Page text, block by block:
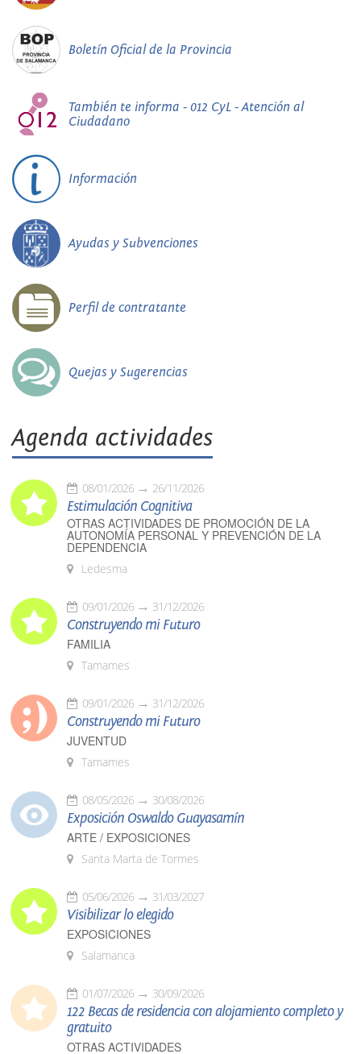
Boletín Oficial de la Provincia
También te informa - 012 CyL - Atención al
Ciudadano
Información
Ayudas y Subvenciones
Perfil de contratante
Quejas y Sugerencias
Agenda actividades
08/01/2026 26/11/2026
Estimulación Cognitiva
OTRAS ACTIVIDADES DE PROMOCIÓN DE LA
AUTONOMÍA PERSONAL Y PREVENCIÓN DE LA
DEPENDENCIA
Ledesma
09/01/2026 31/12/2026
Construyendo mi Futuro
FAMILIA
Tamames
09/01/2026 31/12/2026
Construyendo mi Futuro
JUVENTUD
Tamames
08/05/2026 30/08/2026
Exposición Oswaldo Guayasamín
ARTE / EXPOSICIONES
Santa Marta de Tormes
05/06/2026 31/03/2027
Visibilizar lo elegido
EXPOSICIONES
Salamanca
01/07/2026 30/09/2026
122 Becas de residencia con alojamiento completo y
gratuito
OTRAS ACTIVIDADES